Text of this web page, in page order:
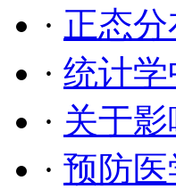
· 正态
· 统计
· 关于
· 预防